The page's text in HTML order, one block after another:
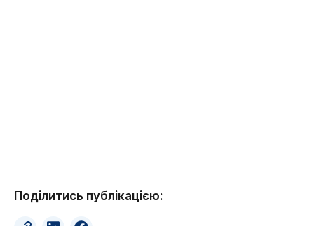
Поділитись публікацією: